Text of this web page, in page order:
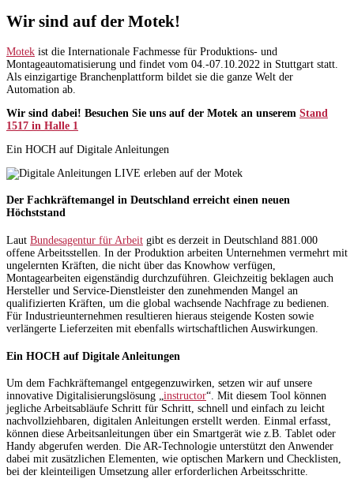
Wir sind auf der Motek!
Motek ist die Internationale Fachmesse für Produktions- und
Montageautomatisierung und findet vom 04.-07.10.2022 in Stuttgart statt.
Als einzigartige Branchenplattform bildet sie die ganze Welt der
Automation ab.
Wir sind dabei! Besuchen Sie uns auf der Motek an unserem Stand
1517 in Halle 1
Ein HOCH auf Digitale Anleitungen
Der Fachkräftemangel in Deutschland erreicht einen neuen
Höchststand
Laut Bundesagentur für Arbeit gibt es derzeit in Deutschland 881.000
offene Arbeitsstellen. In der Produktion arbeiten Unternehmen vermehrt mit
ungelernten Kräften, die nicht über das Knowhow verfügen,
Montagearbeiten eigenständig durchzuführen. Gleichzeitig beklagen auch
Hersteller und Service-Dienstleister den zunehmenden Mangel an
qualifizierten Kräften, um die global wachsende Nachfrage zu bedienen.
Für Industrieunternehmen resultieren hieraus steigende Kosten sowie
verlängerte Lieferzeiten mit ebenfalls wirtschaftlichen Auswirkungen.
Ein HOCH auf Digitale Anleitungen
Um dem Fachkräftemangel entgegenzuwirken, setzen wir auf unsere
innovative Digitalisierungslösung „instructor“. Mit diesem Tool können
jegliche Arbeitsabläufe Schritt für Schritt, schnell und einfach zu leicht
nachvollziehbaren, digitalen Anleitungen erstellt werden. Einmal erfasst,
können diese Arbeitsanleitungen über ein Smartgerät wie z.B. Tablet oder
Handy abgerufen werden. Die AR-Technologie unterstützt den Anwender
dabei mit zusätzlichen Elementen, wie optischen Markern und Checklisten,
bei der kleinteiligen Umsetzung aller erforderlichen Arbeitsschritte.